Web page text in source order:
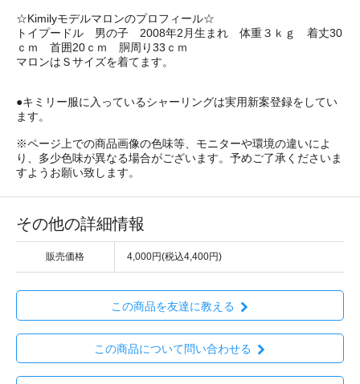
☆Kimilyモデルマロンのプロフィール☆
トイプードル 男の子 2008年2月生まれ 体重３ｋｇ 着丈30
ｃｍ 首囲20ｃｍ 胴周り33ｃｍ
マロンはＳサイズを着てます。
●キミリー服に入っているシャーリングは実用新案登録をしてい
ます。
※ページ上での商品画像の色味等、モニターや環境の違いによ
り、多少色味が異なる場合がございます。予めご了承くださいま
すようお願い致します。
その他の詳細情報
販売価格 4,000円(税込4,400円)
この商品を友達に教える
この商品について問い合わせる